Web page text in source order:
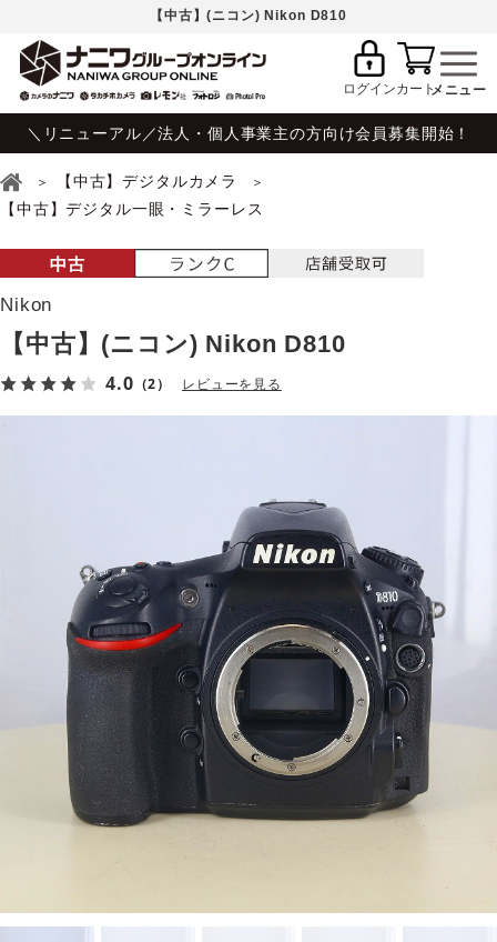
【中古】(ニコン) Nikon D810
ログインカート
＼リニューアル／法人・個人事業主の方向け会員募集開始！
【中古】デジタルカメラ
【中古】デジタル一眼・ミラーレス
Nikon
【中古】(ニコン) Nikon D810
4.0 （2） レビューを見る